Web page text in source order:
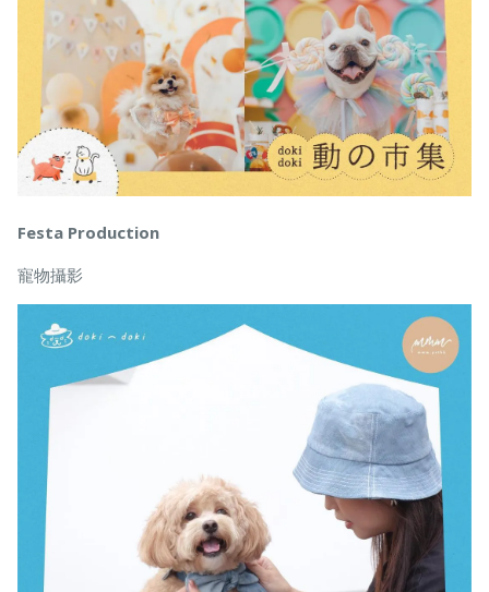
Festa Production
寵物攝影